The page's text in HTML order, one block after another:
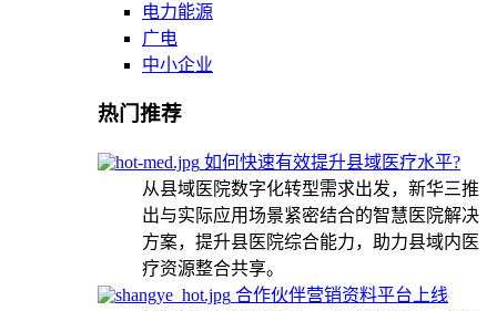
电力能源
广电
中小企业
热门推荐
如何快速有效提升县域医疗水平?
从县域医院数字化转型需求出发，新华三推
出与实际应用场景紧密结合的智慧医院解决
方案，提升县医院综合能力，助力县域内医
疗资源整合共享。
合作伙伴营销资料平台上线